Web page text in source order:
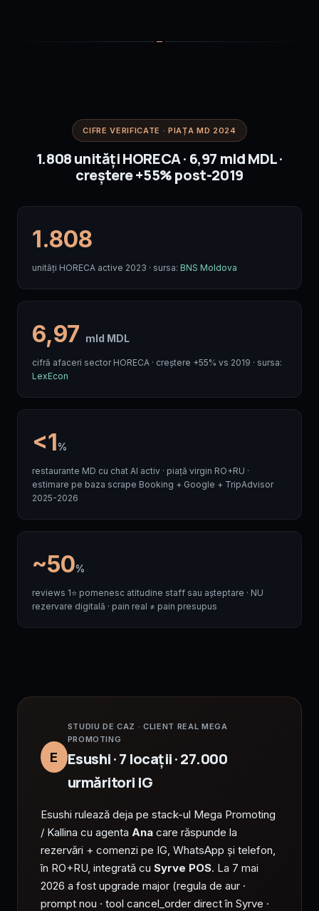
CIFRE VERIFICATE · PIAȚA MD 2024
1.808 unități HORECA · 6,97 mld MDL ·
creștere +55% post-2019
1.808
unități HORECA active 2023 · sursa: BNS Moldova
6,97 mld MDL
cifră afaceri sector HORECA · creștere +55% vs 2019 · sursa:
LexEcon
<1%
restaurante MD cu chat AI activ · piață virgin RO+RU ·
estimare pe baza scrape Booking + Google + TripAdvisor
2025-2026
~50%
reviews 1⭐ pomenesc atitudine staff sau așteptare · NU
rezervare digitală · pain real ≠ pain presupus
E
STUDIU DE CAZ · CLIENT REAL MEGA
PROMOTING
Esushi · 7 locații · 27.000
urmăritori IG
Esushi rulează deja pe stack-ul Mega Promoting
/ Kallina cu agenta Ana care răspunde la
rezervări + comenzi pe IG, WhatsApp și telefon,
în RO+RU, integrată cu Syrve POS. La 7 mai
2026 a fost upgrade major (regula de aur ·
prompt nou · tool cancel_order direct în Syrve ·